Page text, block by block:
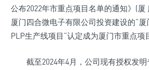
公布2022年市重点项目名单的通知》(厦
厦门四合微电子有限公司投资建设的“
PLP生产线项目”认定成为厦门市重点项
截至2024年4月，公司现有授权发